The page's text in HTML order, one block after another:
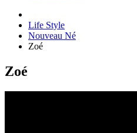
Life Style
Nouveau Né
Zoé
Zoé